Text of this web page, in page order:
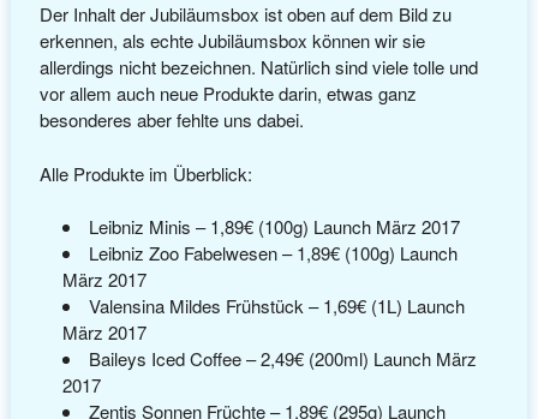
Der Inhalt der Jubiläumsbox ist oben auf dem Bild zu
erkennen, als echte Jubiläumsbox können wir sie
allerdings nicht bezeichnen. Natürlich sind viele tolle und
vor allem auch neue Produkte darin, etwas ganz
besonderes aber fehlte uns dabei.
Alle Produkte im Überblick:
Leibniz Minis – 1,89€ (100g) Launch März 2017
Leibniz Zoo Fabelwesen – 1,89€ (100g) Launch
März 2017
Valensina Mildes Frühstück – 1,69€ (1L) Launch
März 2017
Baileys Iced Coffee – 2,49€ (200ml) Launch März
2017
Zentis Sonnen Früchte – 1,89€ (295g) Launch